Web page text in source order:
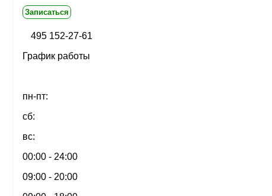
Записаться
495 152-27-61
График работы
пн-пт:
сб:
вс:
00:00 - 24:00
09:00 - 20:00